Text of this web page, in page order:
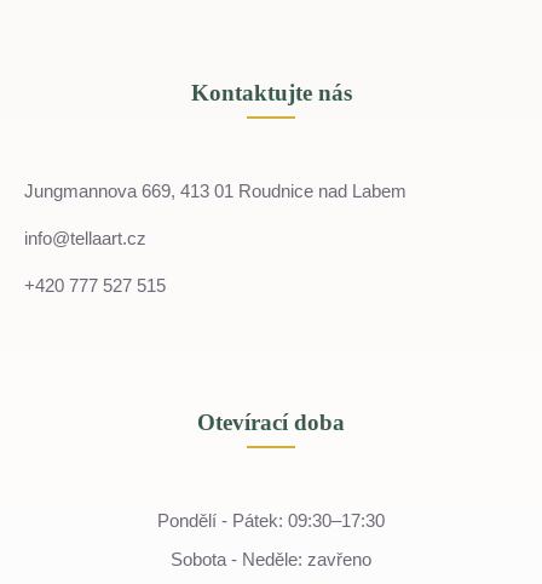
Kontaktujte nás
Jungmannova 669, 413 01 Roudnice nad Labem
info@tellaart.cz
+420 777 527 515
Otevírací doba
Pondělí - Pátek: 09:30–17:30
Sobota - Neděle: zavřeno